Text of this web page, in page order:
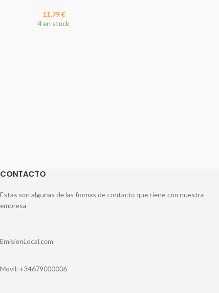
11,79€
4 en stock
CONTACTO
Estas son algunas de las formas de contacto que tiene con nuestra
empresa
EmisionLocal.com
Movil: +34679000006